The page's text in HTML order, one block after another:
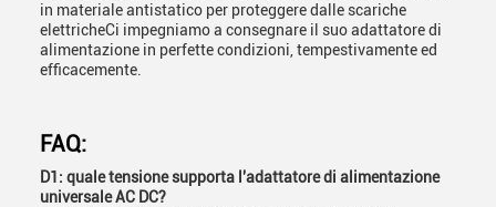
in materiale antistatico per proteggere dalle scariche
elettricheCi impegniamo a consegnare il suo adattatore di
alimentazione in perfette condizioni, tempestivamente ed
efficacemente.
FAQ:
D1: quale tensione supporta l'adattatore di alimentazione
universale AC DC?